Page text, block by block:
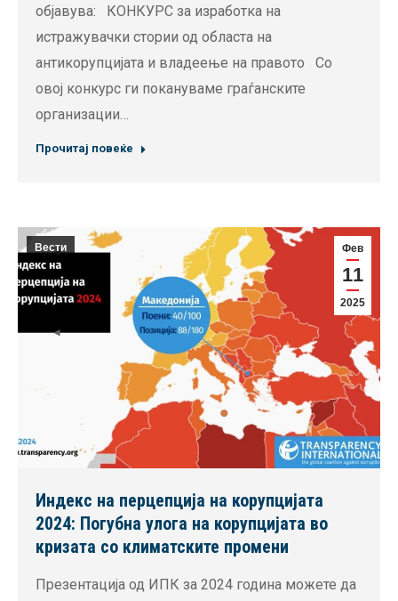
објавува: КОНКУРС за изработка на
истражувачки стории од областа на
антикорупцијата и владеење на правото Со
овој конкурс ги покануваме граѓанските
организации…
Прочитај повеќе
Фев
11
2025
Вести
Индекс на перцепција на корупцијата
2024: Погубна улога на корупцијата во
кризата со климатските промени
Презентација од ИПК за 2024 година можете да